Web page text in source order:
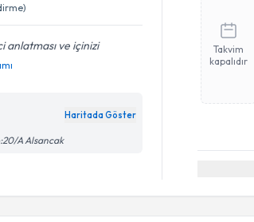
anlatması ve içinizi
Haritada Göster
A Alsancak
Takvim
kapalıdır